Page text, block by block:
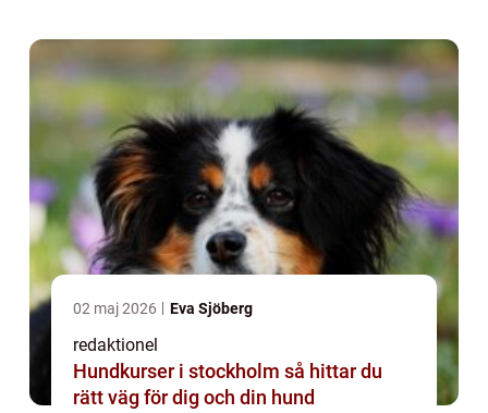
02 maj 2026 Eva Sjöberg
redaktionel
Hundkurser i stockholm så hittar du
rätt väg för dig och din hund